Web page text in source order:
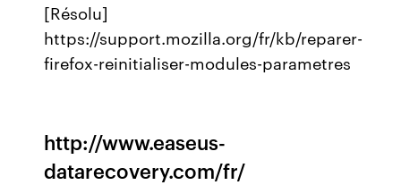
[Résolu]
https://support.mozilla.org/fr/kb/reparer-
firefox-reinitialiser-modules-parametres
http://www.easeus-
datarecovery.com/fr/